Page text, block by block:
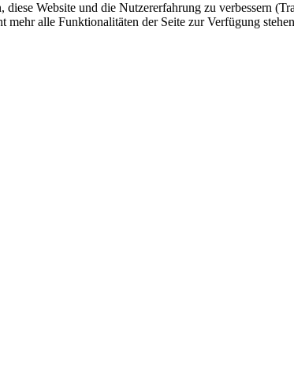
Website und die Nutzererfahrung zu verbessern
mehr alle Funktionalitäten der Seite zur Verfügung